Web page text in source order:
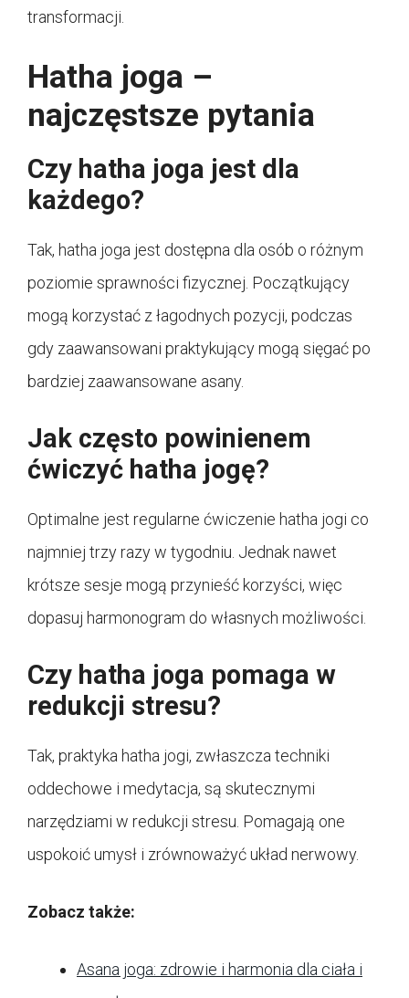
transformacji.
Hatha joga –
najczęstsze pytania
Czy hatha joga jest dla
każdego?
Tak, hatha joga jest dostępna dla osób o różnym
poziomie sprawności fizycznej. Początkujący
mogą korzystać z łagodnych pozycji, podczas
gdy zaawansowani praktykujący mogą sięgać po
bardziej zaawansowane asany.
Jak często powinienem
ćwiczyć hatha jogę?
Optimalne jest regularne ćwiczenie hatha jogi co
najmniej trzy razy w tygodniu. Jednak nawet
krótsze sesje mogą przynieść korzyści, więc
dopasuj harmonogram do własnych możliwości.
Czy hatha joga pomaga w
redukcji stresu?
Tak, praktyka hatha jogi, zwłaszcza techniki
oddechowe i medytacja, są skutecznymi
narzędziami w redukcji stresu. Pomagają one
uspokoić umysł i zrównoważyć układ nerwowy.
Zobacz także:
Asana joga: zdrowie i harmonia dla ciała i